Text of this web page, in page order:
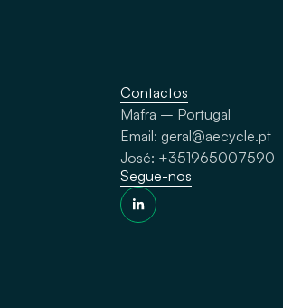
Contactos
Mafra – Portugal
Email: geral@aecycle.pt
José: +351965007590
Segue-nos